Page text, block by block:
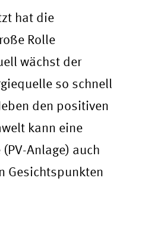
hat die
Rolle
wächst der
so schnell
den positiven
kann eine
Anlage) auch
Gesichtspunkten